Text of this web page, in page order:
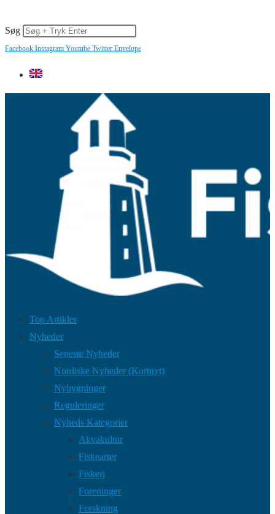
Søg
Facebook Instagram Youtube Twitter Envelope
Top Artikler
Nyheder
Seneste Nyheder
Nordiske Nyheder (Kortnyt)
Nybygninger
Reguleringer
Nyheds Kategorier
Akvakultur
Fiskearter
Fiskeri
Foreninger
Forskning